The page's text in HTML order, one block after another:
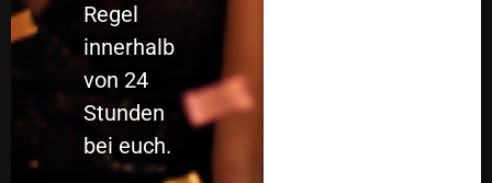
Regel
innerhalb
von 24
Stunden
bei euch.